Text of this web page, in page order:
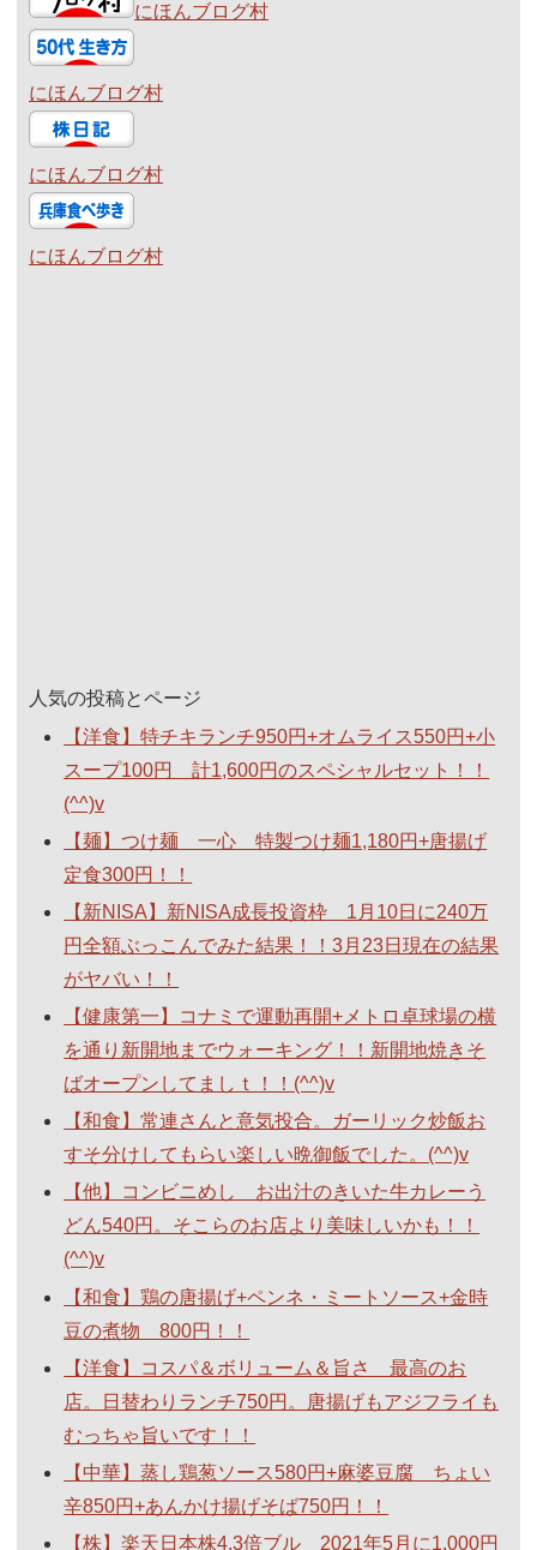
にほんブログ村
にほんブログ村
にほんブログ村
にほんブログ村
人気の投稿とページ
【洋食】特チキランチ950円+オムライス550円+小
スープ100円 計1,600円のスペシャルセット！！
(^^)v
【麺】つけ麺 一心 特製つけ麺1,180円+唐揚げ
定食300円！！
【新NISA】新NISA成長投資枠 1月10日に240万
円全額ぶっこんでみた結果！！3月23日現在の結果
がヤバい！！
【健康第一】コナミで運動再開+メトロ卓球場の横
を通り新開地までウォーキング！！新開地焼きそ
ばオープンしてましｔ！！(^^)v
【和食】常連さんと意気投合。ガーリック炒飯お
すそ分けしてもらい楽しい晩御飯でした。(^^)v
【他】コンビニめし お出汁のきいた牛カレーう
どん540円。そこらのお店より美味しいかも！！
(^^)v
【和食】鶏の唐揚げ+ペンネ・ミートソース+金時
豆の煮物 800円！！
【洋食】コスパ＆ボリューム＆旨さ 最高のお
店。日替わりランチ750円。唐揚げもアジフライも
むっちゃ旨いです！！
【中華】蒸し鶏葱ソース580円+麻婆豆腐 ちょい
辛850円+あんかけ揚げそば750円！！
【株】楽天日本株4.3倍ブル 2021年5月に1,000円